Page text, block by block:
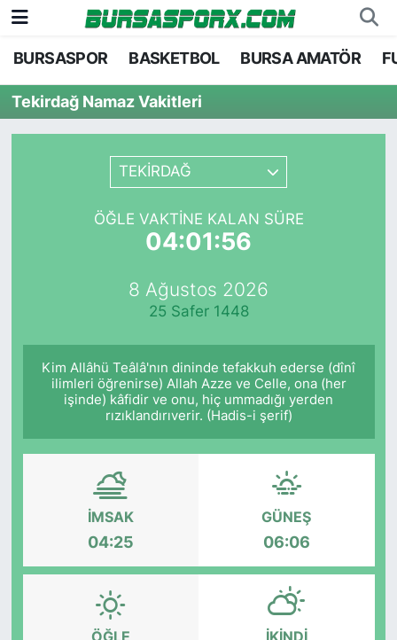
BURSASPOR BASKETBOL BURSA AMATÖR
Tekirdağ Namaz Vakitleri
TEKİRDAĞ
ÖĞLE VAKTINE KALAN SÜRE
04:01:56
8 Ağustos 2026
25 Safer 1448
Kim Allâhü Teâlâ'nın dininde tefakkuh ederse (dînî
ilimleri öğrenirse) Allah Azze ve Celle, ona (her
işinde) kâfidir ve onu, hiç ummadığı yerden
rızıklandırıverir. (Hadis-i şerif)
İMSAK
04:25
GÜNEŞ
06:06
ÖĞLE İKINDI
Bursaspor
Futbol
Basketbol
Bursa Nöbetçi Eczaneler
Bursa Hava Durumu
Bursa Namaz Vakitleri
TFF 1.Lig Puan Durumu ve Fikstür
Tüm Manşetler
Haber Arşivi